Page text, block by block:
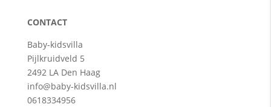
CONTACT
Baby-kidsvilla
Pijlkruidveld 5
2492 LA Den Haag
info@baby-kidsvilla.nl
0618334956